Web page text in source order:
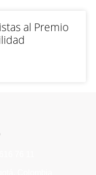
al Premio